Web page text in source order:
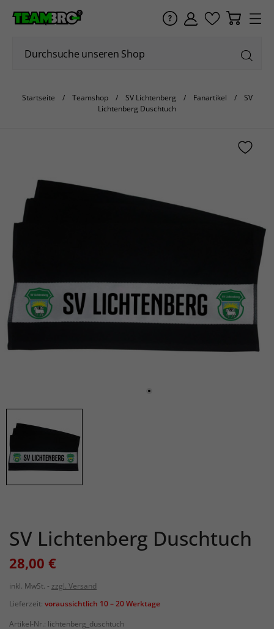
Startseite Teamshop SV Lichtenberg Fanartikel
SV
Lichtenberg Duschtuch
SV Lichtenberg Duschtuch
28,00 €
inkl. MwSt.
zzgl. Versand
Lieferzeit: voraussichtlich 10 – 20 Werktage
Artikel-Nr.: lichtenberg_duschtuch